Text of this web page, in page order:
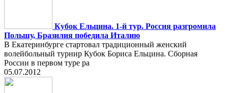
Кубок Ельцина. 1-й тур. Россия разгромила
Польшу, Бразилия победила Италию
В Екатеринбурге стартовал традиционный женский
волейбольный турнир Кубок Бориса Ельцина. Сборная
России в первом туре ра
05.07.2012